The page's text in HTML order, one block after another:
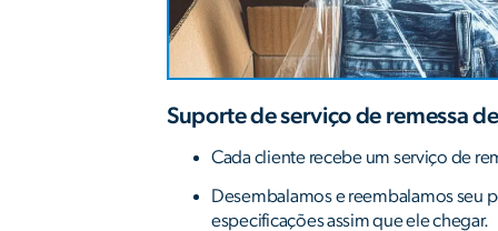
Suporte de serviço de remessa
Cada cliente recebe um serviço de
Desembalamos e reembalamos seu
especificações assim que ele chegar.